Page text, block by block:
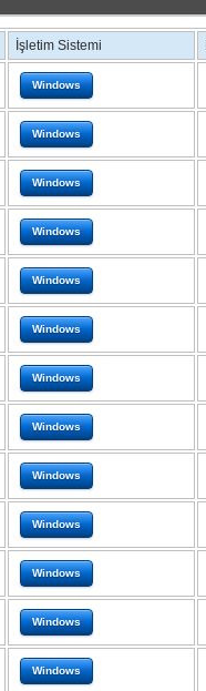
İşletim Sistemi
Windows
Windows
Windows
Windows
Windows
Windows
Windows
Windows
Windows
Windows
Windows
Windows
Windows